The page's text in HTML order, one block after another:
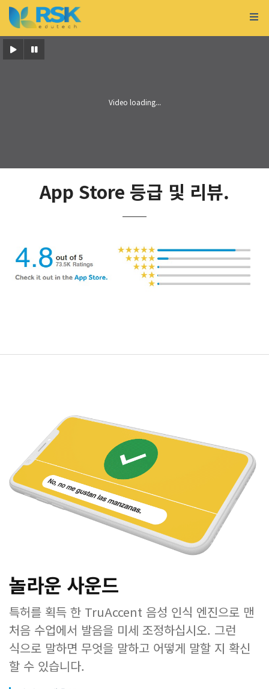
App Store 등급 및 리뷰.
놀라운 사운드
특허를 획득 한 TruAccent 음성 인식 엔진으로 맨
처음 수업에서 발음을 미세 조정하십시오. 그런
식으로 말하면 무엇을 말하고 어떻게 말할 지 확신
할 수 있습니다.